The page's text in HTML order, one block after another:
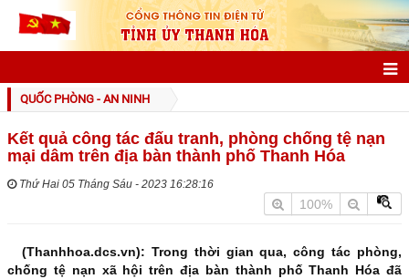
GIỚI THIỆU
Thông tin chung
Điều kiện tự nhiên
Danh nhân xứ Thanh
QUỐC PHÒNG - AN NINH
Kết quả công tác đấu tranh, phòng chống tệ nạn
mại dâm trên địa bàn thành phố Thanh Hóa
Thứ Hai 05 Tháng Sáu - 2023 16:28:16
100%
(Thanhhoa.dcs.vn): Trong thời gian qua, công tác phòng,
chống tệ nạn xã hội trên địa bàn thành phố Thanh Hóa đã